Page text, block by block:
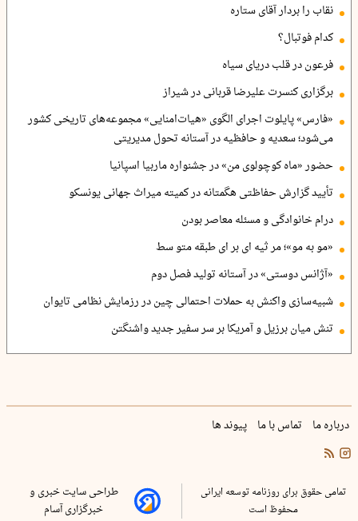
نقاب را بردار آقای ستاره
کدام فوتبال؟
فرعون در قلب دریای سیاه
برگزاری کنسرت علیرضا قربانی در شیراز
«فارس» پایلوت اجرای الگوی «هیات‌امنایی» مجموعه‌های تاریخی کشور
می‌شود؛ سعدیه و حافظیه در آستانه تحول مدیریتی
حضور «ماه کوچولوی من» در جشنواره ماربیا اسپانیا
تأیید گزارش حفاظتی هگمتانه در کمیته میراث جهانی یونسکو
درام خانوادگی و مسئله معاصر بودن
«مو به مو»؛ مر ثیه ای بر ای طبقه متو سط
«آژانس دوستی» در آستانه تولید فصل دوم
شبیه‌سازی واکنش به حملات احتمالی چین در رزمایش نظامی تایوان
تنش میان برزیل و آمریکا بر سر سفیر جدید واشنگتن
درباره ما تماس با ما پیوند ها
تمامی حقوق برای روزنامه توسعه ایرانی
محفوظ است
طراحی سایت خبری و
خبرگزاری آسام